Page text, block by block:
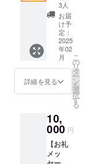
なし、
就業希
望のな
い方も
応募
可） ■
モニ
間と内
容 期
2024年
4月1日
～10月
31日
（予
定） 内
直な意
見をも
とに、
今後の
コース
内容や
運営体
善を目
指しま
ター対
象者 IT
未経験
者大歓
迎 20～
分に体
感でき
ない可
能性が
ありま
す。モ
ニター
は、最
後まで
願い申
し上げ
ます。
■モニ
ター募
とを目
的とし
ていま
す。
コース
は基礎
から応
用まで
段階的
め、途
中で終
了され
ると学
びの成
容で店
舗HPに
「協
賛」と
してお
名前を
掲載さ
せてい
ただき
電器】
容量：
3.7V/50
00mAh
（18.5
①
お礼の
ご連絡
をさせ
ていた
だき、
掲載内
容（文
させて
いただ
きま
す。
時、必
ず備考
欄に掲
載を希
望され
るお名
前をご
記入く
ださ
業が存
続する
限り掲
載 ・掲
載方
援いた
だいた
方々の
お名前
やロゴ
を、今
後公開
予定の
ホーム
※※※支援
時、必
ず備考
欄に掲
載を希
中が心
を込め
てお礼
のメッ
セージ
をメー
ルにて
お送り
させて
いただ
きま
【Web
にお名
前掲
載】→
法人・
3人
お届
け予
定：
2025
年02
月
詳細を見る
こ
の
リ
タ
ー
ン
を
選
択
す
る
10,
000 円
【お礼
メッ